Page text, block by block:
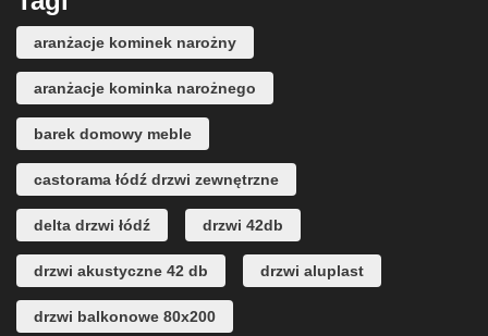
aranżacje kominek narożny
aranżacje kominka narożnego
barek domowy meble
castorama łódź drzwi zewnętrzne
delta drzwi łódź drzwi 42db
drzwi akustyczne 42 db drzwi aluplast
drzwi balkonowe 80x200